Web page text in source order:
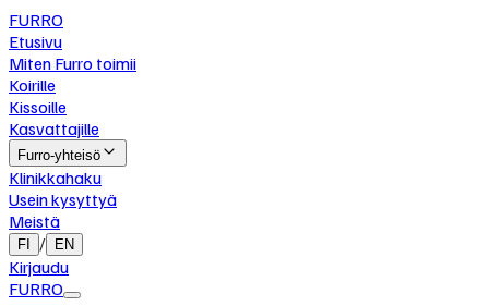
FURRO
Etusivu
Miten Furro toimii
Koirille
Kissoille
Kasvattajille
Furro-yhteisö
Klinikkahaku
Usein kysyttyä
Meistä
FI / EN
Kirjaudu
FURRO